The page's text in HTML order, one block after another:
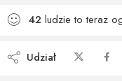
42 ludzie to teraz
Udział